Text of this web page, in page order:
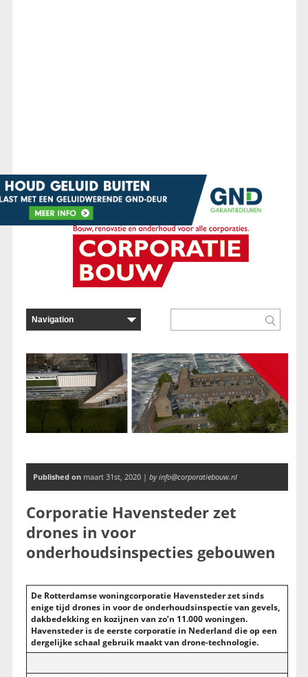
Nieuws
Published onmaart 31st, 2020 | by info@corporatiebouw.nl
Corporatie Havensteder zet
drones in voor
onderhoudsinspecties gebouwen
De Rotterdamse woningcorporatie Havensteder zet sinds
enige tijd drones in voor de onderhoudsinspectie van gevels,
dakbedekking en kozijnen van zo’n 11.000 woningen.
Havensteder is de eerste corporatie in Nederland die op een
dergelijke schaal gebruik maakt van drone-technologie.